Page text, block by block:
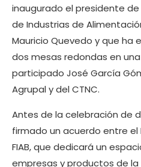
inaugurado el presidente de
de Industrias de
Mauricio Quevedo y que
dos mesas redondas en
participado José García
Agrupal y del CTNC.
Antes de la celebración de
firmado un acuerdo entre
FIAB, que dedicará un
empresas y productos de la